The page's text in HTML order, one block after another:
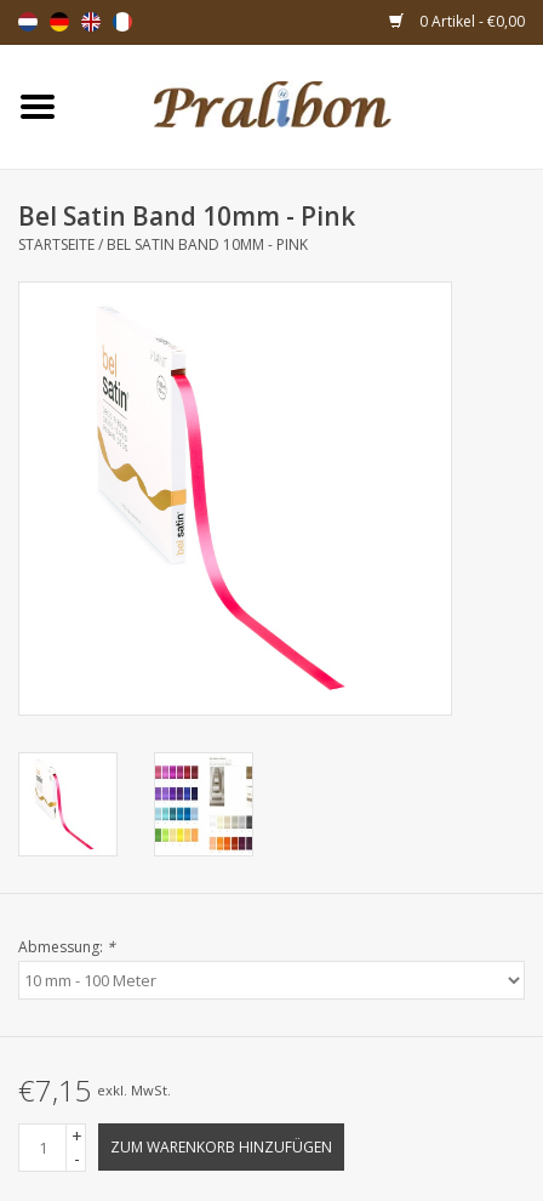
0 Artikel - €0,00
Startseite
Taschen & Beuteln
Geschenksartikeln
Verpackungsmaterialien
Bel Satin Band 10mm - Pink
STARTSEITE/ BEL SATIN BAND 10MM - PINK
Abmessung: *
€7,15 exkl. MwSt.
+
-
ZUM WARENKORB HINZUFÜGEN